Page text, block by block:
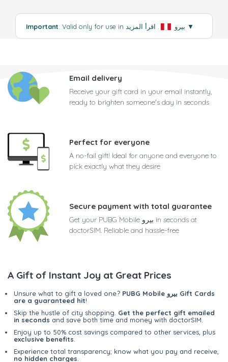
Important : Valid only for use in بيرو ▼
Email delivery
Receive your gift card in your email instantly,
ready to brighten someone's day in seconds
Perfect for everyone
A no-fail gift! Ideal for anyone and everyone to
pick exactly what they desire
Secure payment with total guarantee
Get your PUBG Mobile بيرو in seconds at
doctorSIM. Reliable and hassle-free
A Gift of Instant Joy at Great Prices
Unsure what to gift a loved one? PUBG Mobile بيرو Gift Cards
are a guaranteed hit!
Skip the hustle of city shopping. Get the perfect gift emailed
in seconds and save both time and money with doctorSIM.
Enjoy up to 50% cost savings compared to other services, plus
exclusive benefits
Experience total transparency; know what you pay and receive,
no hidden charges